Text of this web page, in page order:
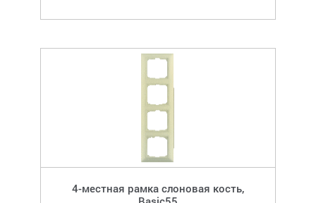
4-местная рамка слоновая кость,